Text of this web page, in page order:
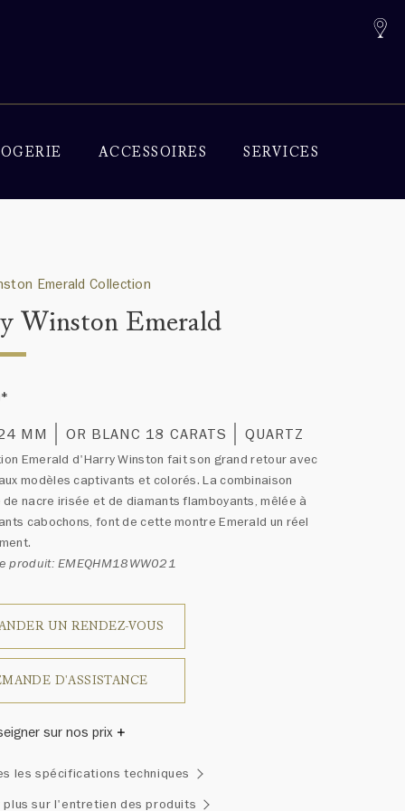
ACCESSOIRES SERVICES
Emerald Collection
Winston Emerald
*
MM OR BLANC 18 CARATS QUARTZ
Emerald d'Harry Winston fait son grand retour avec
modèles captivants et colorés. La combinaison
nacre irisée et de diamants flamboyants, mêlée à
cabochons, font de cette montre Emerald un réel
produit: EMEQHM18WW021
UN RENDEZ-VOUS
D'ASSISTANCE
sur nos prix
a un jour déclaré: «Il n'y a pas deux diamants qui se
Chaque bijou de la Maison Harry Winston présente
les spécifications techniques
plus sur l'entretien des produits